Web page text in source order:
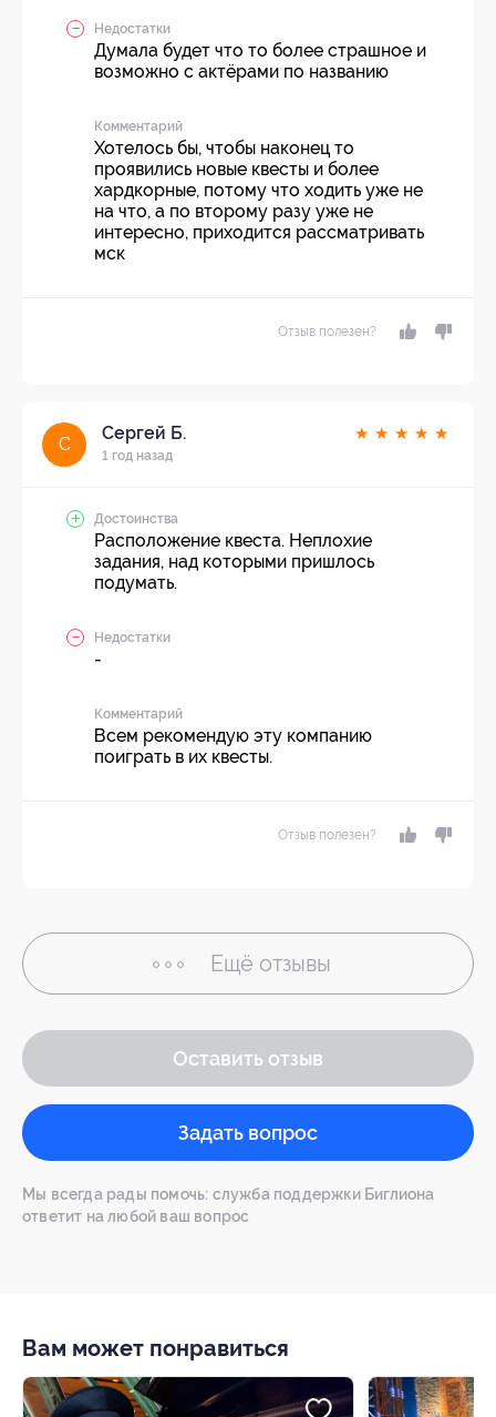
Недостатки
Думала будет что то более страшное и
возможно с актёрами по названию
Комментарий
Хотелось бы, чтобы наконец то
проявились новые квесты и более
хардкорные, потому что ходить уже не
на что, а по второму разу уже не
интересно, приходится рассматривать
мск
Отзыв полезен?
С
Сергей Б.
1 год назад
★ ★ ★ ★ ★
Достоинства
Расположение квеста. Неплохие
задания, над которыми пришлось
подумать.
Недостатки
-
Комментарий
Всем рекомендую эту компанию
поиграть в их квесты.
Отзыв полезен?
Ещё отзывы
Оставить отзыв
Задать вопрос
Мы всегда рады помочь: служба поддержки Биглиона
ответит на любой ваш вопрос
Вам может понравиться